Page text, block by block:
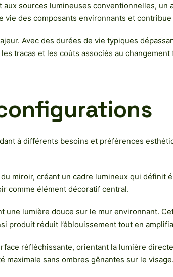
sources lumineuses conventionnelles, un
vie des composants environnants et
Avec des durées de vie typiques
tracas et les coûts associés au
à différents besoins et préférences
miroir, créant un cadre lumineux qui
comme élément décoratif central.
une lumière douce sur le mur environnant.
produit réduit l’éblouissement tout en
réfléchissante, orientant la lumière
maximale sans ombres gênantes sur le visage.